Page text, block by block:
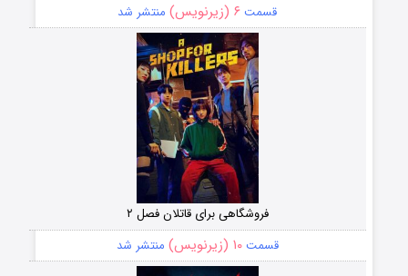
قسمت ۶ (زیرنویس) منتشر شد
فروشگاهی برای قاتلان فصل ۲
قسمت۱۰ (زیرنویس) منتشر شد